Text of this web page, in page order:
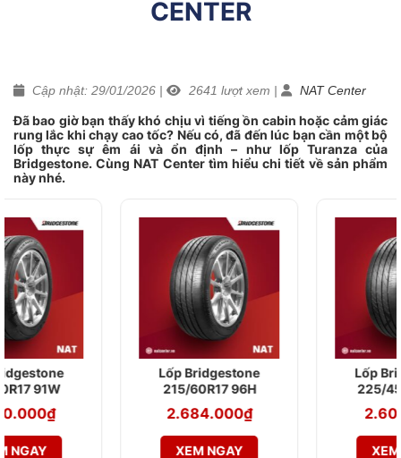
CENTER
Cập nhật: 29/01/2026 | 2641 lượt xem | NAT Center
Đã bao giờ bạn thấy khó chịu vì tiếng ồn cabin hoặc cảm giác
rung lắc khi chạy cao tốc? Nếu có, đã đến lúc bạn cần một bộ
lốp thực sự êm ái và ổn định – như lốp Turanza của
Bridgestone. Cùng NAT Center tìm hiểu chi tiết về sản phẩm
này nhé.
Lốp Bridgestone
215/60R17 96H
Turanza T005A
Lốp Bridgestone
225/45R17 91W
Turanza T005A